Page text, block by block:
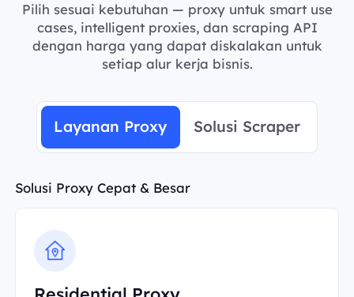
Pilih sesuai kebutuhan — proxy untuk smart use
cases, intelligent proxies, dan scraping API
dengan harga yang dapat diskalakan untuk
setiap alur kerja bisnis.
Layanan Proxy Solusi Scraper
Solusi Proxy Cepat & Besar